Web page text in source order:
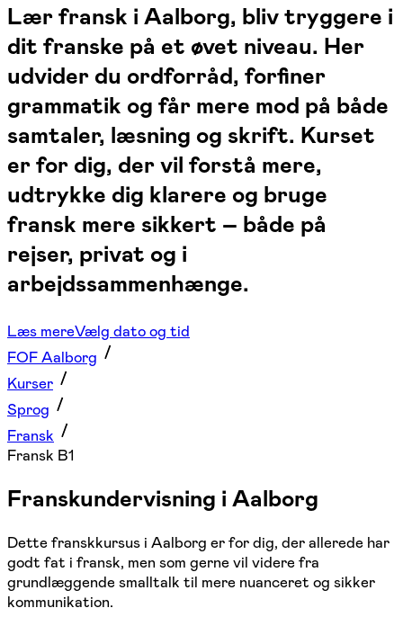
Lær fransk i Aalborg, bliv tryggere i
dit franske på et øvet niveau. Her
udvider du ordforråd, forfiner
grammatik og får mere mod på både
samtaler, læsning og skrift. Kurset
er for dig, der vil forstå mere,
udtrykke dig klarere og bruge
fransk mere sikkert – både på
rejser, privat og i
arbejdssammenhænge.
Læs mereVælg dato og tid
FOF Aalborg
Kurser
Sprog
Fransk
Fransk B1
Franskundervisning i Aalborg
Dette franskkursus i Aalborg er for dig, der allerede har
godt fat i fransk, men som gerne vil videre fra
grundlæggende smalltalk til mere nuanceret og sikker
kommunikation.